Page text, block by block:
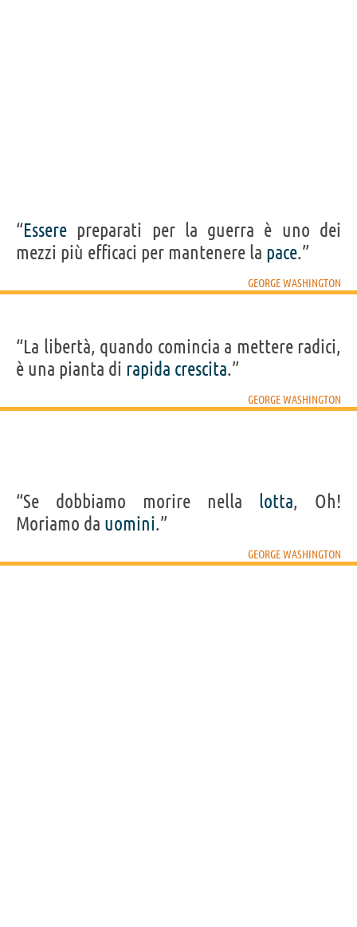
“Essere preparati per la guerra è uno dei
mezzi più efficaci per mantenere la pace.”
GEORGE WASHINGTON
“La libertà, quando comincia a mettere radici,
è una pianta di rapida crescita.”
GEORGE WASHINGTON
“Se dobbiamo morire nella lotta, Oh!
Moriamo da uomini.”
GEORGE WASHINGTON